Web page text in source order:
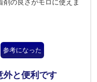
の良さがモロに使えま
参考になった
外と便利です